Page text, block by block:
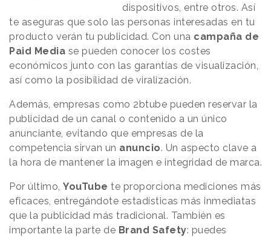
dispositivos, entre otros. Así
te aseguras que solo las personas interesadas en tu
producto verán tu publicidad. Con una campaña de
Paid Media se pueden conocer los costes
económicos junto con las garantías de visualización,
así como la posibilidad de viralización.
Además, empresas como 2btube pueden reservar la
publicidad de un canal o contenido a un único
anunciante, evitando que empresas de la
competencia sirvan un anuncio. Un aspecto clave a
la hora de mantener la imagen e integridad de marca.
Por último, YouTube te proporciona mediciones más
eficaces, entregándote estadísticas más inmediatas
que la publicidad más tradicional. También es
importante la parte de Brand Safety: puedes